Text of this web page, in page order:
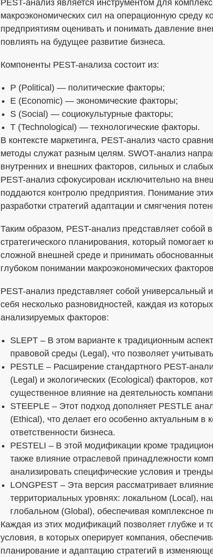
Меня интересует...
ОТПРАВИТЬ
Я согласен сПолитикой в отношении
формой
PEST-анализ является инструментом для
макроэкономических сил на операционную среду
предприятиям оценивать и понимать давление
повлиять на будущее развитие бизнеса.
Компоненты PEST-анализа состоит из:
P (Political) — политические факторы;
E (Economic) — экономические факторы;
S (Social) — социокультурные факторы;
T (Technological) — технологические факторы.
В контексте маркетинга, PEST-анализ часто
методы служат разным целям. SWOT-анализ
внутренних и внешних факторов, сильных и
PEST-анализ сфокусирован исключительно на
поддаются контролю предприятия. Понимание
разработки стратегий адаптации и смягчения
Таким образом, PEST-анализ представляет собой
стратегического планирования, который помогает
сложной внешней среде и принимать
глубоком понимании макроэкономических
PEST-анализ представляет собой универсальный
себя несколько разновидностей, каждая из
анализируемых факторов:
SLEPT – В этом варианте к традиционным
правовой среды (Legal), что позволяет
PESTLE – Расширение стандартного PEST-
(Legal) и экологических (Ecological) факторов,
существенное влияние на деятельность
STEEPLE – Этот подход дополняет PESTLE
(Ethical), что делает его особенно актуальным в
ответственности бизнеса.
PESTELI – В этой модификации кроме
также влияние отраслевой принадлежности
анализировать специфические условия и
LONGPEST – Эта версия рассматривает
территориальных уровнях: локальном (Local),
глобальном (Global), обеспечивая комплексное
Каждая из этих модификаций позволяет глубже и
условия, в которых оперирует компания,
планирование и адаптацию стратегий в